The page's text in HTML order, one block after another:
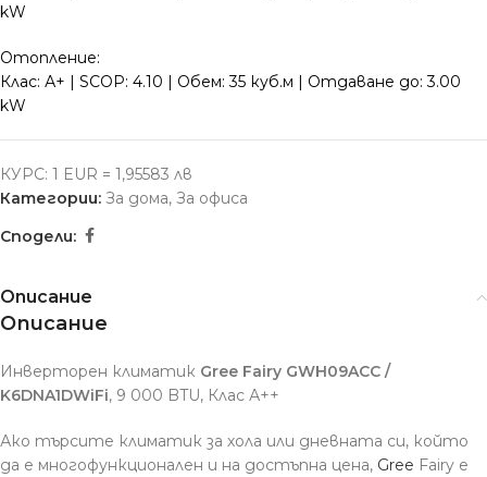
kW
Отопление:
Клас: А+ | SCOP: 4.10 | Обем: 35 куб.м | Отдаване до: 3.00
kW
КУРС: 1 EUR = 1,95583 лв
Категории: За дома, За офиса
Сподели:
Описание
Описание
Инверторен климатик Gree Fairy GWH09ACC /
K6DNA1DWiFi, 9 000 BTU, Клас А++
Ако търсите климатик за хола или дневната си, който
да е многофункционален и на достъпна цена, Gree Fairy е